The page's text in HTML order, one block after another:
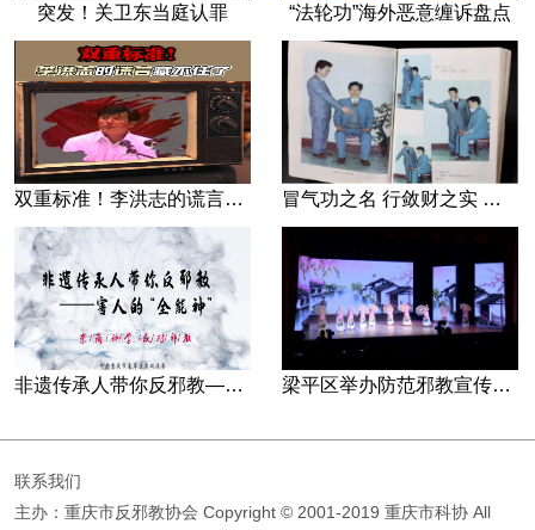
突发！关卫东当庭认罪 “法轮功”海外恶意缠诉盘点
双重标准！李洪志的谎言藏不住了 冒气功之名 行敛财之实 张宏堡义女“小倩”团伙覆灭记
非遗传承人带你反邪教—害人的“全能神” 梁平区举办防范邪教宣传专场文艺演出
联系我们
主办：重庆市反邪教协会 Copyright © 2001-2019 重庆市科协 All